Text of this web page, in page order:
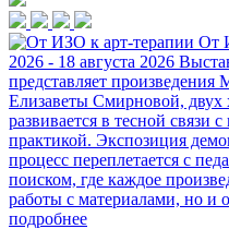
От
2026 - 18 августа 2026
представляет
Елизаветы Смирновой, двух
развивается в тесной связи
практикой. Экспозиция
процесс переплетается с
поиском, где каждое
работы с материалами, но и
подробнее